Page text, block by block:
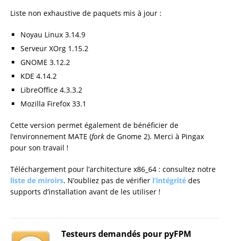
Liste non exhaustive de paquets mis à jour :
Noyau Linux 3.14.9
Serveur XOrg 1.15.2
GNOME 3.12.2
KDE 4.14.2
LibreOffice 4.3.3.2
Mozilla Firefox 33.1
Cette version permet également de bénéficier de
l’environnement MATE (fork de Gnome 2). Merci à Pingax
pour son travail !
Téléchargement pour l’architecture x86_64 : consultez notre
liste de miroirs. N’oubliez pas de vérifier l’intégrité des
supports d’installation avant de les utiliser !
Testeurs demandés pour pyFPM